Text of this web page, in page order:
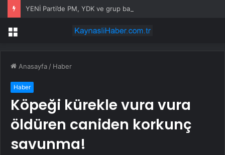
YENİ Parti’de PM, YDK ve grup başkanvekilleri belirlendi
Menü
Anasayfa / Haber
Haber
Köpeği kürekle vura vura
öldüren caniden korkunç
savunma!